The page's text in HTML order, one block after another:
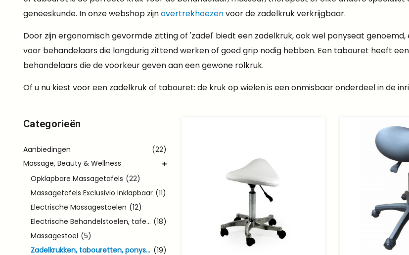
geneeskunde. In onze webshop zijnovertrekhoezenvoor de zadelkruk verkrijgbaar.
Door zijn ergonomisch gevormde zitting of 'zadel' biedt een zadelkruk, ook wel ponyseat
voor behandelaars die langdurig zittend werken of goed grip nodig hebben. Een tabouret heeft
behandelaars die de voorkeur geven aan een gewone rolkruk.
Of u nu kiest voor een zadelkruk of tabouret: de kruk op wielen is een onmisbaar onderdeel in de
Categorieën
Aanbiedingen
(22)
Massage, Beauty & Wellness
Opklapbare Massagetafels (22)
Massagetafels Exclusivio Inklapbaar (11)
Electrische Massagestoelen (12)
Electrische Behandelstoelen, tafels (18)
Massagestoel (5)
Zadelkrukken, tabouretten, ponyseats (19)